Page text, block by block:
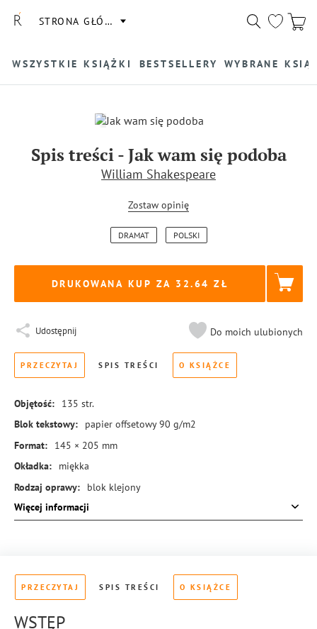
STRONA GŁÓWNA
WSZYSTKIE KSIĄŻKI BESTSELLERY WYBRANE
Spis treści-Jak wam się podoba
William Shakespeare
Zostaw opinię
DRAMAT POLSKI
DRUKOWANA KUP ZA 32.64
Udostępnij Do moich ulubionych
PRZECZYTAJ SPIS TREŚCI O KSIĄŻCE
Objętość: 135 str.
Blok tekstowy:
papier offsetowy 90 g/m2
Format:
145 × 205 mm
Okładka:
miękka
Rodzaj oprawy:
blok klejony
ISBN:
978-83-288-0975-8
Więcej informacji
PRZECZYTAJ SPIS TREŚCI O KSIĄŻCE
WSTĘP